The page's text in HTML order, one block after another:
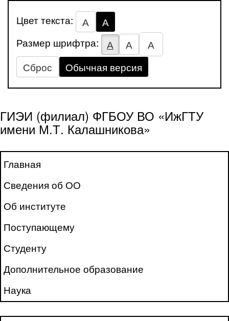
Цвет текста: А
А
Размер шрифтра:
А А
А
Сброс
Обычная версия
ГИЭИ (филиал) ФГБОУ ВО «ИжГТУ
имени М.Т. Калашникова»
Главная
Сведения об ОО
Об институте
Поступающему
Студенту
Дополнительное образование
Наука